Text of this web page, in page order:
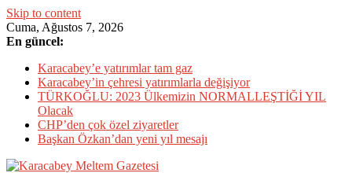
Skip to content
Cuma, Ağustos 7, 2026
En güncel:
Karacabey’e yatırımlar tam gaz
Karacabey’in çehresi yatırımlarla değişiyor
TÜRKOĞLU: 2023 Ülkemizin NORMALLEŞTİĞİ YIL
Olacak
CHP’den çok özel ziyaretler
Başkan Özkan’dan yeni yıl mesajı